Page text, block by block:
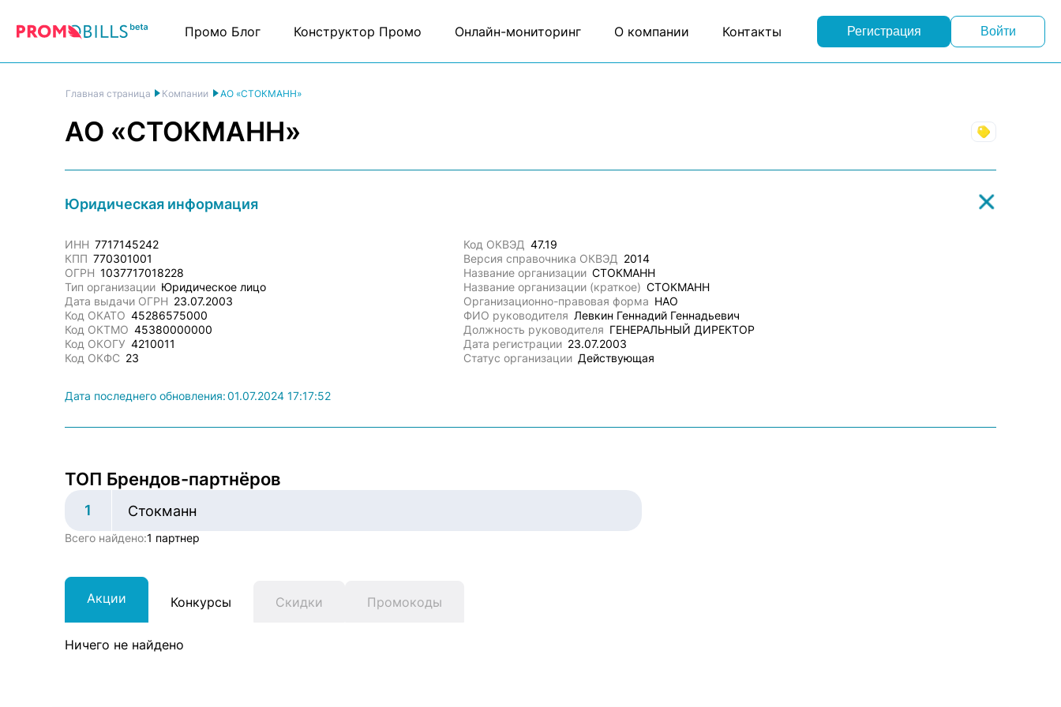
Промо Блог Конструктор Промо Онлайн-мониторинг О компании Контакты Регистрация Войти
Главная страница Компании АО «СТОКМАНН»
АО «СТОКМАНН»
Юридическая информация
ИНН 7717145242
КПП 770301001
ОГРН 1037717018228
Тип организации Юридическое лицо
Дата выдачи ОГРН 23.07.2003
Код ОКАТО 45286575000
Код ОКТМО 45380000000
Код ОКОГУ 4210011
Код ОКФС 23
Код ОКВЭД 47.19
Версия справочника ОКВЭД 2014
Название организации СТОКМАНН
Название организации (краткое) СТОКМАНН
Организационно-правовая форма НАО
ФИО руководителя Левкин Геннадий Геннадьевич
Должность руководителя ГЕНЕРАЛЬНЫЙ ДИРЕКТОР
Дата регистрации 23.07.2003
Статус организации Действующая
Дата последнего обновления:01.07.2024 17:17:52
ТОП Брендов-партнёров
1 Стокманн
Всего найдено:1 партнер
Акции Конкурсы Скидки Промокоды
Ничего не найдено